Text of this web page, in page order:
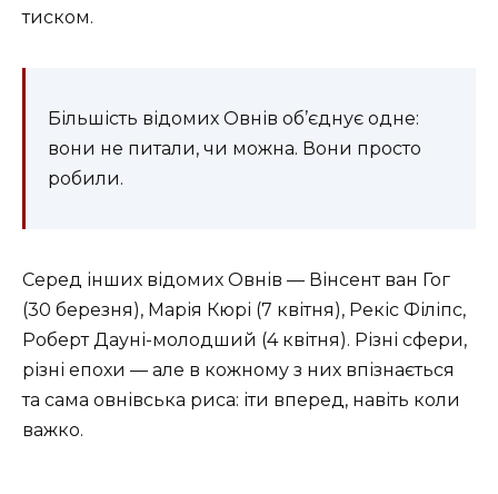
тиском.
Більшість відомих Овнів об’єднує одне:
вони не питали, чи можна. Вони просто
робили.
Серед інших відомих Овнів — Вінсент ван Гог
(30 березня), Марія Кюрі (7 квітня), Рекіс Філіпс,
Роберт Дауні-молодший (4 квітня). Різні сфери,
різні епохи — але в кожному з них впізнається
та сама овнівська риса: іти вперед, навіть коли
важко.